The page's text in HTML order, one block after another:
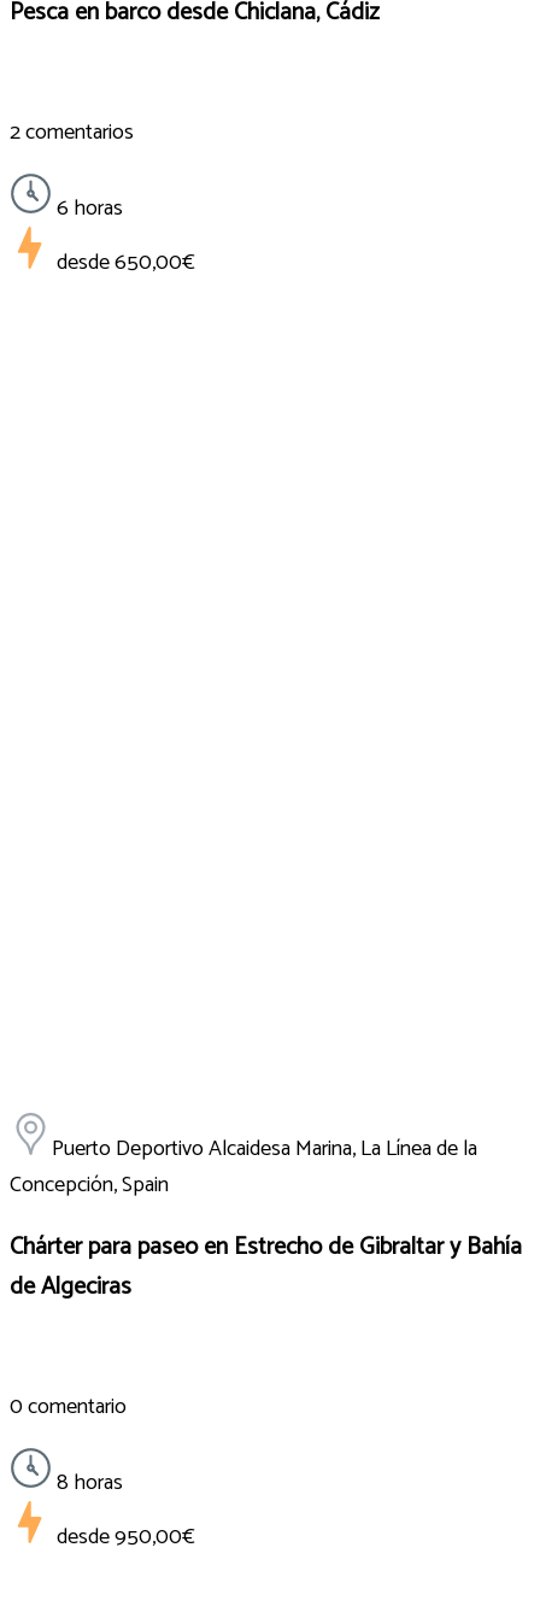
Pesca en barco desde Chiclana, Cádiz
2 comentarios
6 horas
desde650,00€
Puerto Deportivo Alcaidesa Marina, La Línea de la
Concepción, Spain
Chárter para paseo en Estrecho de Gibraltar y Bahía
de Algeciras
0 comentario
8 horas
desde950,00€